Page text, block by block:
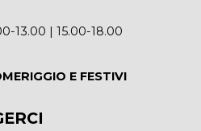
13.00 | 15.00-18.00
E FESTIVI